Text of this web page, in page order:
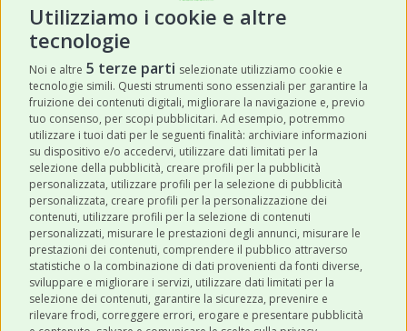
Utilizziamo i cookie e altre
tecnologie
Noi e altre 5 terze parti selezionate utilizziamo cookie e
tecnologie simili. Questi strumenti sono essenziali per garantire la
fruizione dei contenuti digitali, migliorare la navigazione e, previo
tuo consenso, per scopi pubblicitari. Ad esempio, potremmo
utilizzare i tuoi dati per le seguenti finalità: archiviare informazioni
su dispositivo e/o accedervi, utilizzare dati limitati per la
selezione della pubblicità, creare profili per la pubblicità
personalizzata, utilizzare profili per la selezione di pubblicità
personalizzata, creare profili per la personalizzazione dei
contenuti, utilizzare profili per la selezione di contenuti
personalizzati, misurare le prestazioni degli annunci, misurare le
prestazioni dei contenuti, comprendere il pubblico attraverso
statistiche o la combinazione di dati provenienti da fonti diverse,
sviluppare e migliorare i servizi, utilizzare dati limitati per la
selezione dei contenuti, garantire la sicurezza, prevenire e
rilevare frodi, correggere errori, erogare e presentare pubblicità
Acconsento a ricevere newsletter,
aggiornamenti e offerte promozionali da
Robinson Pet Shop tramite email.*
ULTIMI POST
CATEGORIE